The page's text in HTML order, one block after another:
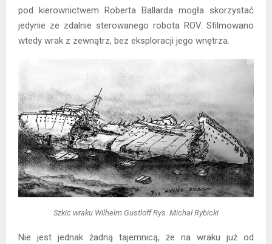
pod kierownictwem Roberta Ballarda mogła skorzystać
jedynie ze zdalnie sterowanego robota ROV. Sfilmowano
wtedy wrak z zewnątrz, bez eksploracji jego wnętrza.
Szkic wraku Wilhelm Gustloff Rys. Michał Rybicki
Nie jest jednak żadną tajemnicą, że na wraku już od